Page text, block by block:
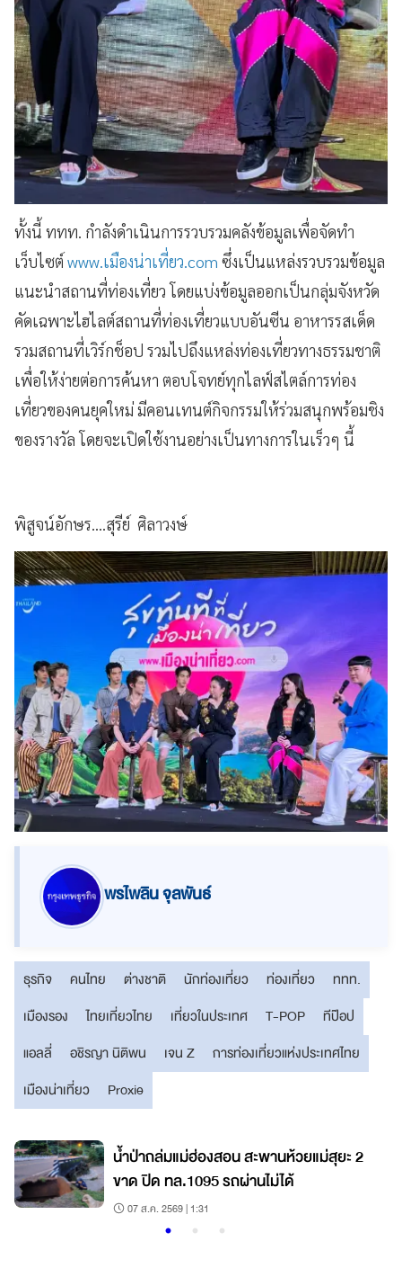
ทั้งนี้ ททท. กำลังดำเนินการรวบรวมคลังข้อมูลเพื่อจัดทำ
เว็บไซต์ www.เมืองน่าเที่ยว.com ซึ่งเป็นแหล่งรวบรวมข้อมูล
แนะนำสถานที่ท่องเที่ยว โดยแบ่งข้อมูลออกเป็นกลุ่มจังหวัด
คัดเฉพาะไฮไลต์สถานที่ท่องเที่ยวแบบอันซีน อาหารรสเด็ด
รวมสถานที่เวิร์กช็อป รวมไปถึงแหล่งท่องเที่ยวทางธรรมชาติ
เพื่อให้ง่ายต่อการค้นหา ตอบโจทย์ทุกไลฟ์สไตล์การท่อง
เที่ยวของคนยุคใหม่ มีคอนเทนต์กิจกรรมให้ร่วมสนุกพร้อมชิง
ของรางวัล โดยจะเปิดใช้งานอย่างเป็นทางการในเร็วๆ นี้
พิสูจน์อักษร....สุรีย์ ศิลาวงษ์
พรไพลิน จุลพันธ์
ธุรกิจ คนไทย ต่างชาติ นักท่องเที่ยว ท่องเที่ยว
ททท.
เมืองรอง
ไทยเที่ยวไทย เที่ยวในประเทศ T-POP
ทีป๊อป
แอลลี่
อชิรญา นิติพน เจน Z
การท่องเที่ยวแห่งประเทศไทย
เมืองน่าเที่ยว
Proxie
น้ำป่าถล่มแม่ฮ่องสอน สะพานห้วยแม่สุยะ 2
ขาด ปิด ทล.1095 รถผ่านไม่ได้
07 ส.ค. 2569 | 1:31